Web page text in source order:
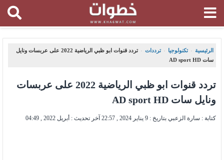
الرئيسية ، تكنولوجيا ، ترددات ،
تردد قنوات ابو ظبي الرياضية 2022 على عربسات ونايل
سات AD sport HD
تردد قنوات ابو ظبي الرياضية 2022 على عربسات
ونايل سات AD sport HD
كتابة : سارة الزعبي بتاريخ : 9 يناير 2024 , 22:57 آخر تحديث : أبريل 2022 , 04:49